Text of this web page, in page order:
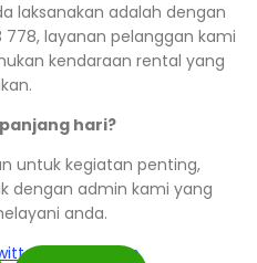
laksanakan adalah dengan
778, layanan pelanggan kami
kendaraan rental yang
hari?
untuk kegiatan penting,
dengan admin kami yang
anda.
WhatsApp